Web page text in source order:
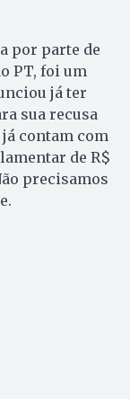
por parte de
PT, foi um
já ter
sua recusa
já contam com
de R$
precisamos